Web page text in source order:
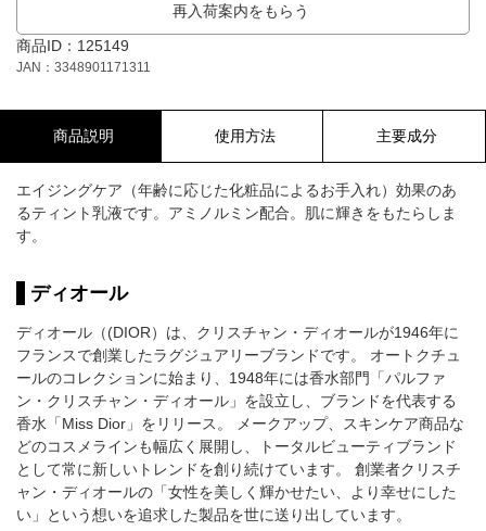
再入荷案内をもらう
商品ID：125149
JAN：3348901171311
商品説明 使用方法 主要成分
エイジングケア（年齢に応じた化粧品によるお手入れ）効果のあ
るティント乳液です。アミノルミン配合。肌に輝きをもたらしま
す。
ディオール
ディオール（(DIOR）は、クリスチャン・ディオールが1946年に
フランスで創業したラグジュアリーブランドです。 オートクチュ
ールのコレクションに始まり、1948年には香水部門「パルファ
ン・クリスチャン・ディオール」を設立し、ブランドを代表する
香水「Miss Dior」をリリース。 メークアップ、スキンケア商品な
どのコスメラインも幅広く展開し、トータルビューティブランド
として常に新しいトレンドを創り続けています。 創業者クリスチ
ャン・ディオールの「女性を美しく輝かせたい、より幸せにした
い」という想いを追求した製品を世に送り出しています。